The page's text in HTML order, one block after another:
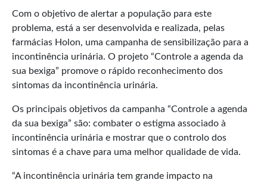
Com o objetivo de alertar a população para este
problema, está a ser desenvolvida e realizada, pelas
farmácias Holon, uma campanha de sensibilização para a
incontinência urinária. O projeto “Controle a agenda da
sua bexiga” promove o rápido reconhecimento dos
sintomas da incontinência urinária.
Os principais objetivos da campanha “Controle a agenda
da sua bexiga” são: combater o estigma associado à
incontinência urinária e mostrar que o controlo dos
sintomas é a chave para uma melhor qualidade de vida.
“A incontinência urinária tem grande impacto na